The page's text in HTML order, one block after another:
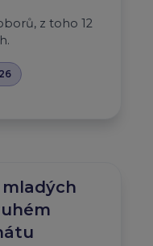
z toho 12
mladých